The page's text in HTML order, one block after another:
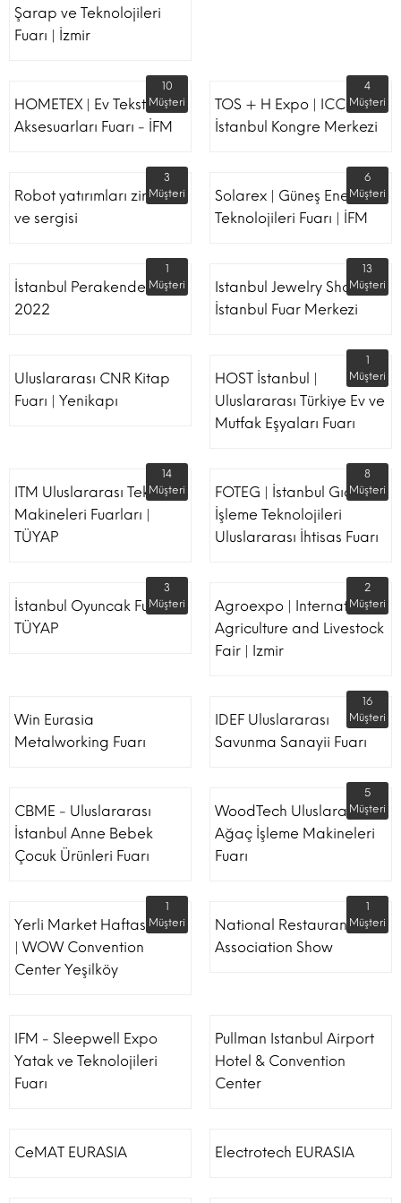
Şarap ve Teknolojileri
Fuarı | İzmir
HOMETEX | Ev Tekstili Ve
Aksesuarları Fuarı - İFM
10
Müşteri
TOS + H Expo | ICC -
İstanbul Kongre Merkezi
4
Müşteri
Robot yatırımları zirvesi
ve sergisi
3
Müşteri
Solarex | Güneş Enerjisi &
Teknolojileri Fuarı | İFM
6
Müşteri
İstanbul Perakende Fuarı
2022
1
Müşteri
Istanbul Jewelry Show |
İstanbul Fuar Merkezi
13
Müşteri
Uluslararası CNR Kitap
Fuarı | Yenikapı
HOST İstanbul |
Uluslararası Türkiye Ev ve
Mutfak Eşyaları Fuarı
1
Müşteri
ITM Uluslararası Tekstil
Makineleri Fuarları |
TÜYAP
14
Müşteri
FOTEG | İstanbul Gıda
İşleme Teknolojileri
Uluslararası İhtisas Fuarı
8
Müşteri
İstanbul Oyuncak Fuarı -
TÜYAP
3
Müşteri
Agroexpo | International
Agriculture and Livestock
Fair | Izmir
2
Müşteri
Win Eurasia
Metalworking Fuarı
IDEF Uluslararası
Savunma Sanayii Fuarı
16
Müşteri
CBME - Uluslararası
İstanbul Anne Bebek
Çocuk Ürünleri Fuarı
WoodTech Uluslararası
Ağaç İşleme Makineleri
Fuarı
5
Müşteri
Yerli Market Haftası Fuarı
| WOW Convention
Center Yeşilköy
1
Müşteri
National Restaurant
Association Show
1
Müşteri
IFM - Sleepwell Expo
Yatak ve Teknolojileri
Fuarı
Pullman Istanbul Airport
Hotel & Convention
Center
CeMAT EURASIA Electrotech EURASIA